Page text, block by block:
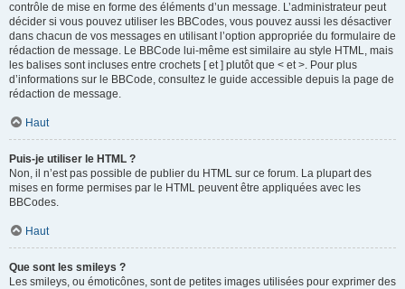
contrôle de mise en forme des éléments d’un message. L’administrateur peut
décider si vous pouvez utiliser les BBCodes, vous pouvez aussi les désactiver
dans chacun de vos messages en utilisant l’option appropriée du formulaire de
rédaction de message. Le BBCode lui-même est similaire au style HTML, mais
les balises sont incluses entre crochets [ et ] plutôt que < et >. Pour plus
d’informations sur le BBCode, consultez le guide accessible depuis la page de
rédaction de message.
Haut
Puis-je utiliser le HTML ?
Non, il n’est pas possible de publier du HTML sur ce forum. La plupart des
mises en forme permises par le HTML peuvent être appliquées avec les
BBCodes.
Haut
Que sont les smileys ?
Les smileys, ou émoticônes, sont de petites images utilisées pour exprimer des